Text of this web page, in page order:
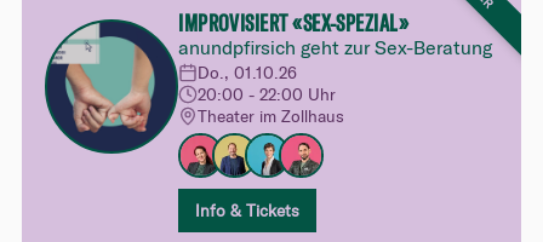
IMPROVISIERT «SEX-SPEZIAL»
anundpfirsich geht zur Sex-Beratung
Do., 01.10.26
20:00 - 22:00 Uhr
Theater im Zollhaus
Info & Tickets